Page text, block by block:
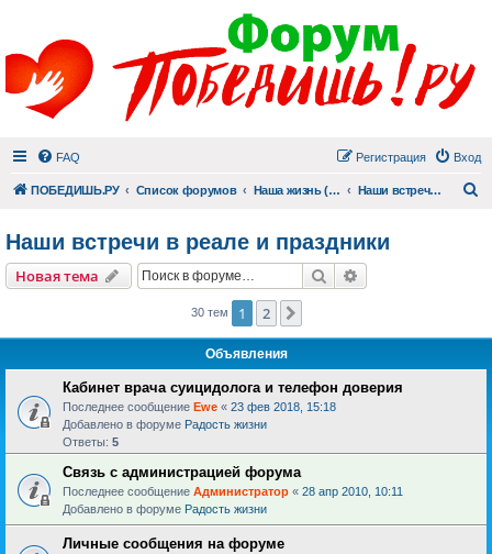
FAQ Вход
Регистрация
ПОБЕДИШЬ.РУ Список форумов Наша жизнь (не всё же о суициде!) Наши встречи в реале и праздники
Наши встречи в реале и праздники
Новая тема Поиск
30 тем 1 2
Объявления
Кабинет врача суицидолога и телефон доверия
Последнее сообщение Ewe « 23 фев 2018, 15:18
Добавлено в форуме Радость жизни
Ответы: 5
Связь с администрацией форума
Последнее сообщение Администратор « 28 апр 2010, 10:11
Добавлено в форуме Радость жизни
Личные сообщения на форуме